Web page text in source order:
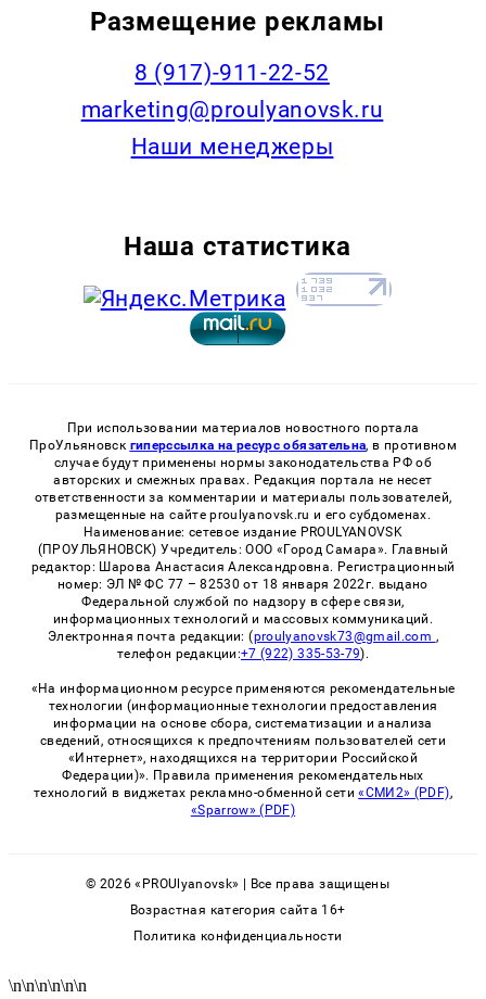
Размещение рекламы
8 (917)-911-22-52
marketing@proulyanovsk.ru
Наши менеджеры
Наша статистика
При использовании материалов новостного портала
ПроУльяновск гиперссылка на ресурс обязательна, в противном
случае будут применены нормы законодательства РФ об
авторских и смежных правах. Редакция портала не несет
ответственности за комментарии и материалы пользователей,
размещенные на сайте proulyanovsk.ru и его субдоменах.
Наименование: сетевое издание PROULYANOVSK
(ПРОУЛЬЯНОВСК) Учредитель: ООО «Город Самара». Главный
редактор: Шарова Анастасия Александровна. Регистрационный
номер: ЭЛ № ФС 77 – 82530 от 18 января 2022г. выдано
Федеральной службой по надзору в сфере связи,
информационных технологий и массовых коммуникаций.
Электронная почта редакции: (proulyanovsk73@gmail.com ,
телефон редакции:+7 (922) 335-53-79).
«На информационном ресурсе применяются рекомендательные
технологии (информационные технологии предоставления
информации на основе сбора, систематизации и анализа
сведений, относящихся к предпочтениям пользователей сети
«Интернет», находящихся на территории Российской
Федерации)». Правила применения рекомендательных
технологий в виджетах рекламно-обменной сети«СМИ2» (PDF),
«Sparrow» (PDF)
© 2026 «PROUlyanovsk» | Все права защищены
Возрастная категория сайта 16+
Политика конфиденциальности
\n\n\n\n\n\n